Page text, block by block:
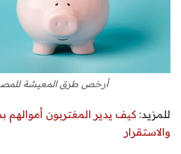
أرخص طرق المعيشة
للمزيد: كيف يدير المغتربون أموالهم
والاستقرار